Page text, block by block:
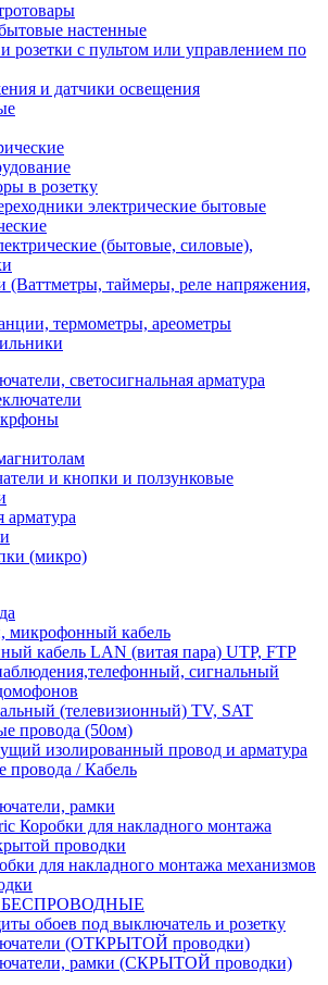
настенные
розетки с пультом или управлением по
и датчики освещения
в розетку
электрические бытовые
(бытовые, силовые),
(Ваттметры, таймеры, реле напряжения,
термометры, ареометры
светосигнальная арматура
и кнопки и ползунковые
арматура
(микро)
микрофонный кабель
кабель LAN (витая пара) UTP, FTP
сигнальный
(телевизионный) TV, SAT
провода (50ом)
изолированный провод и арматура
провода / Кабель
рамки
Коробки для накладного монтажа
проводки
для накладного монтажа механизмов
БЕСПРОВОДНЫЕ
обоев под выключатель и розетку
(ОТКРЫТОЙ проводки)
рамки (СКРЫТОЙ проводки)